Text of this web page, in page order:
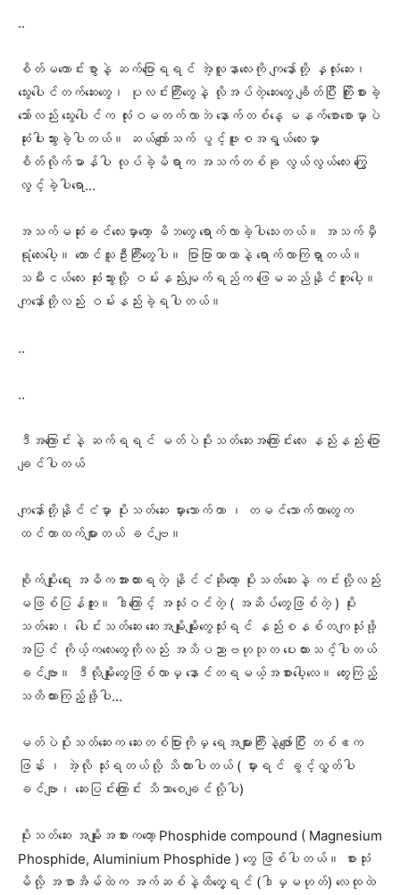
..
စိတ်မကောင်းစွာနဲ့ ဆက်ပြောရရင် အဲ့လူနာလေးကို ကျနော်တို့ နှလုံးဆေး၊
သွေးပေါင်တက်ဆေးတွေ၊ ပုလင်းကြီးတွေနဲ့ လိုအပ်တဲ့ဆေးတွေ ချိတ်ပြီး ကြိုးစားခဲ့
သော်လည်း သွေးပေါင်က လုံးဝမတက်လာဘဲ နောက်တစ်နေ့ မနက်စောစောမှာပဲ
ဆုံးပါးသွားခဲ့ပါတယ်။ ဆယ်ကျော်သက် ပွင့်ဖူးစအရွယ်လေးမှာ
စိတ်လိုက်မာန်ပါ လုပ်ခဲ့မိရာက အသက်တစ်ခု လွယ်လွယ်‌လေး ကြွေ
လွင့်ခဲ့ပါရော…
အသက်မဆုံးခင်လေးမှာတော့ မိဘတွေ‌ ရောက်လာခဲ့ပါသေးတယ်။ အသက်မှီ
ရုံလေးပေါ့။ တောင်သူဦးကြီးတွေပါ။ ပြာပြာယာယာနဲ့ ရောက်လာကြရှာတယ်။
သမီးငယ်လေး ဆုံးသွားလို့ ဝမ်းနည်းမျက်ရည်က ဖြေမဆည်နိုင်ဘူးပေါ့။
ကျနော်တို့လည်း ဝမ်းနည်းခဲ့ရပါတယ်။
..
..
ဒီအကြောင်းနဲ့ ဆက်ရရင် မတ်ပဲပိုးသတ်ဆေးအကြောင်းလေး နည်းနည်း ပြော
ချင်ပါတယ်
ကျနော်တို့နိုင်ငံမှာ ပိုးသတ်ဆေး မှားသောက်တာ ၊ တမင်သောက်တာတွေက
ထင်တာထက်များတယ် ခင်ဗျ။
စိုက်ပျိုး‌ရေး အဓိကအားထားရတဲ့ နိုင်ငံဆိုတော့ ပိုးသတ်‌ဆေးနဲ့ ကင်းလို့လည်း
မဖြစ်ပြန်ဘူး။ ဒါကြောင့် အသုံးဝင်တဲ့ ( အဆိပ်တွေဖြစ်တဲ့ ) ပိုး
သတ်‌ဆေး၊ ပေါင်းသတ်ဆေး ဆေးအမျိုးမျိုးတွေသုံးရင် နည်းစနစ်တကျသုံးဖို့
အပြင် ကိုယ့်ကလေးတွေကိုလည်း အသိပညာဗဟုသုတ ပေးထားသင့်ပါတယ်
ခင်ဗျာ။ ဒီလိုမျိုးတွေဖြစ်လာမှ နောင်တရမယ့်အစားပေါ့လေ။ တွေးကြည့်
သတိထားကြည့်ဖို့ပါ…
မတ်ပဲပိုးသတ်ဆေးက ဆေးတစ်ပြားကိုမှ ရေအများကြီးနဲ့ဖျော်ပြီး တစ်ဧက
ဖြန်း ၊ အဲ့လို သုံးရတယ်လို့ သိထားပါတယ် ( မှားရင် ခွင့်လွှတ်ပါ
ခင်ဗျာ၊ ဆေးပြင်းကြောင်း သိသာစေချင်လို့ပါ)
ပိုးသတ်ဆေး အမျိုးအစားကတော့ Phosphide compound ( Magnesium
Phosphide, Aluminium Phosphide ) တွေ ဖြစ်ပါတယ်။ စားသုံး
မိလို့ အစာအိမ်ထဲက အက်ဆစ်နဲ့ထိတွေ့ရင် (ဒါမှမဟုတ်) လေထုထဲ